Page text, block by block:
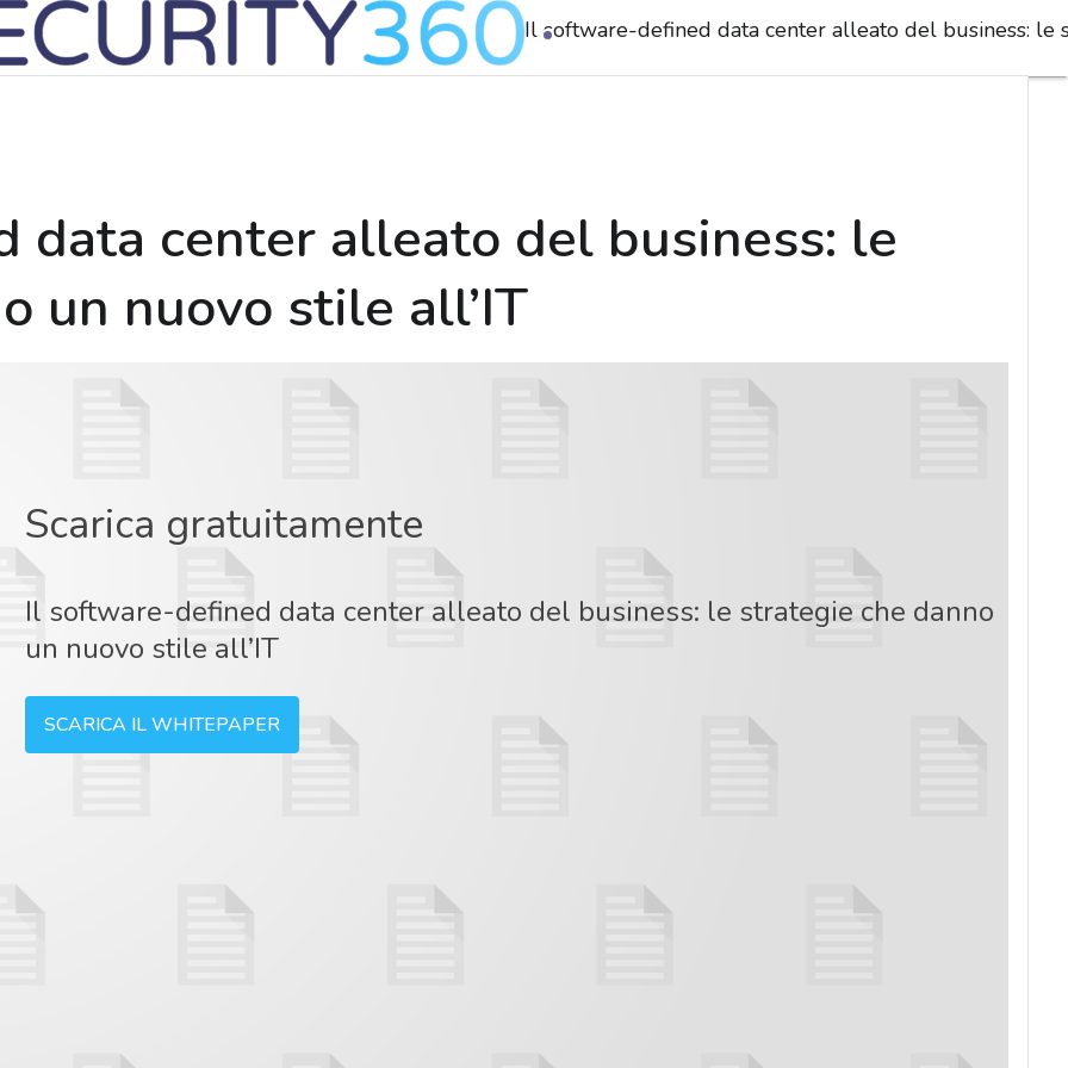
Il software-defined data center alleato del business: le
center alleato del business: le
un nuovo stile all’IT
Scarica gratuitamente
Il software-defined data center alleato del business: le strategie che danno
un nuovo stile all’IT
SCARICA IL WHITEPAPER